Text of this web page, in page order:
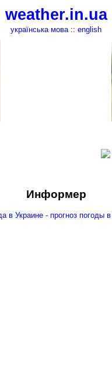
weather.in.ua
українська мова:: english
Информер